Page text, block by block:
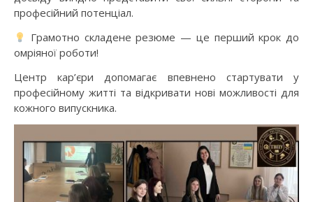
професійний потенціал.
Грамотно складене резюме — це перший крок до
омріяної роботи!
Центр кар’єри допомагає впевнено стартувати у
професійному житті та відкривати нові можливості для
кожного випускника.